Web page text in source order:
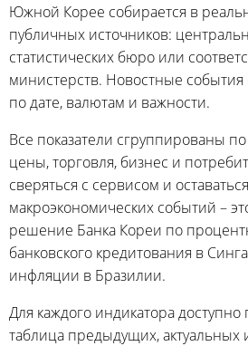
Южной Корее собирается в
публичных источников:
статистических бюро или
министерств. Новостные
по дате, валютам и важности.
Все показатели сгруппированы
цены, торговля, бизнес и
сверяться с сервисом и
макроэкономических событий –
решение Банка Кореи по
банковского кредитования в
инфляции в Бразилии.
Для каждого индикатора
таблица предыдущих, актуальных